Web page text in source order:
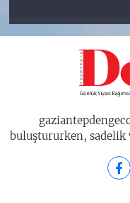
buluştururken,